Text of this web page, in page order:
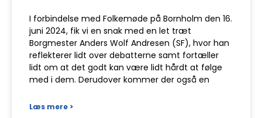
I forbindelse med Folkemøde på Bornholm den 16.
juni 2024, fik vi en snak med en let træt
Borgmester Anders Wolf Andresen (SF), hvor han
reflekterer lidt over debatterne samt fortæller
lidt om at det godt kan være lidt hårdt at følge
med i dem. Derudover kommer der også en
Læs mere >